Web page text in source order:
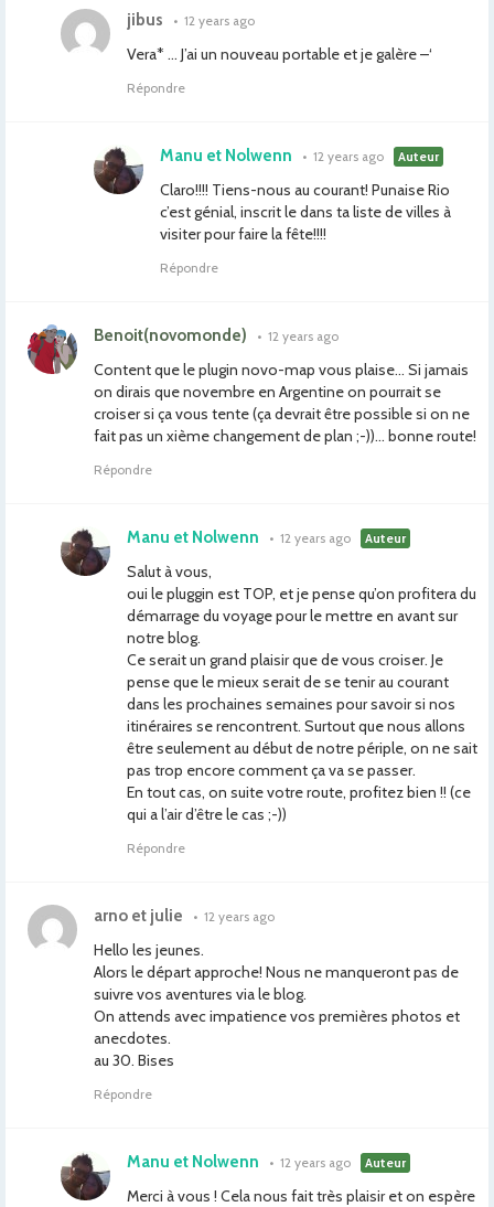
jibus • 12 years ago
Vera* … J’ai un nouveau portable et je galère –‘
Répondre
Manu et Nolwenn • 12 years ago Auteur
Claro!!!! Tiens-nous au courant! Punaise Rio
c’est génial, inscrit le dans ta liste de villes à
visiter pour faire la fête!!!!
Répondre
Benoit(novomonde) • 12 years ago
Content que le plugin novo-map vous plaise… Si jamais
on dirais que novembre en Argentine on pourrait se
croiser si ça vous tente (ça devrait être possible si on ne
fait pas un xième changement de plan ;-))… bonne route!
Répondre
Manu et Nolwenn • 12 years ago Auteur
Salut à vous,
oui le pluggin est TOP, et je pense qu’on profitera du
démarrage du voyage pour le mettre en avant sur
notre blog.
Ce serait un grand plaisir que de vous croiser. Je
pense que le mieux serait de se tenir au courant
dans les prochaines semaines pour savoir si nos
itinéraires se rencontrent. Surtout que nous allons
être seulement au début de notre périple, on ne sait
pas trop encore comment ça va se passer.
En tout cas, on suite votre route, profitez bien !! (ce
qui a l’air d’être le cas ;-))
Répondre
arno et julie • 12 years ago
Hello les jeunes.
Alors le départ approche! Nous ne manqueront pas de
suivre vos aventures via le blog.
On attends avec impatience vos premières photos et
anecdotes.
au 30. Bises
Répondre
Manu et Nolwenn • 12 years ago Auteur
Merci à vous ! Cela nous fait très plaisir et on espère